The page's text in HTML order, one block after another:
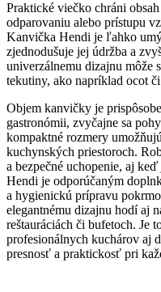
Praktické viečko chráni
odparovaniu alebo prístupu
Kanvička Hendi je ľahko
zjednodušuje jej údržba a
univerzálnemu dizajnu môže
tekutiny, ako napríklad ocot
Objem kanvičky je
gastronómii, zvyčajne sa
kompaktné rozmery
kuchynských priestoroch.
a bezpečné uchopenie, aj
Hendi je odporúčaným
a hygienickú prípravu
elegantnému dizajnu hodí aj
reštauráciách či bufetoch. Je
profesionálnych kuchárov aj
presnosť a praktickosť pri